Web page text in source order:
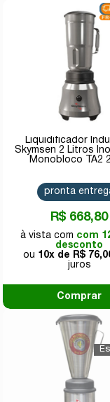
Liquidificador
Skymsen 2 Litros
Monobloco TA2
R$ 668,80
com
desconto
10x de
R$
pronta
Comprar